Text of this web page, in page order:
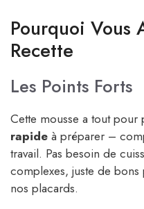
Pourquoi Vous
Recette
Les Points Forts
Cette mousse a tout pour
rapide à préparer –
travail. Pas besoin de
complexes, juste de bons
nos placards.